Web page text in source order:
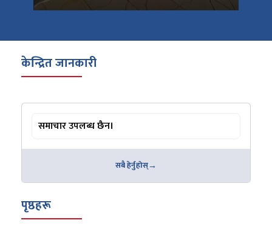
केन्द्रित जानकारी
समाचार उपलब्ध छैन।
सबै हेर्नुहोस्
पृष्ठहरू